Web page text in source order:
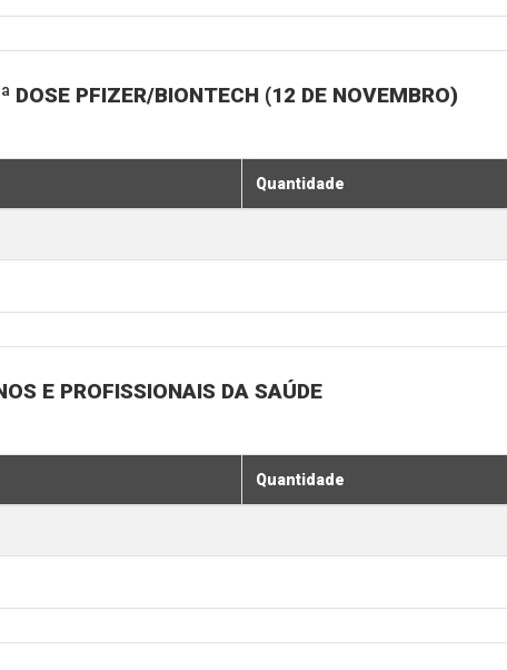
DOSE PFIZER/BIONTECH (12 DE NOVEMBRO)
Quantidade
E PROFISSIONAIS DA SAÚDE
Quantidade